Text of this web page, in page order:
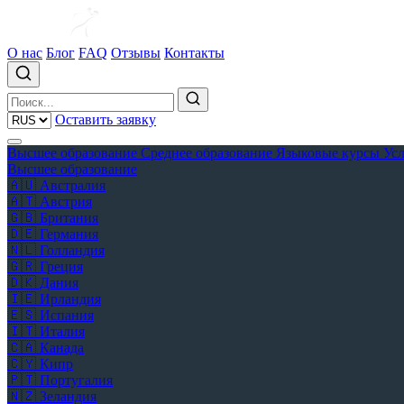
О нас Блог FAQ Отзывы Контакты
Оставить заявку
Высшее образование Среднее образование Языковые курсы
Высшее образование
🇦🇺 Австралия
🇦🇹 Австрия
🇬🇧 Британия
🇩🇪 Германия
🇳🇱 Голландия
🇬🇷 Греция
🇩🇰 Дания
🇮🇪 Ирландия
🇪🇸 Испания
🇮🇹 Италия
🇨🇦 Канада
🇨🇾 Кипр
🇵🇹 Португалия
🇳🇿 Зеландия